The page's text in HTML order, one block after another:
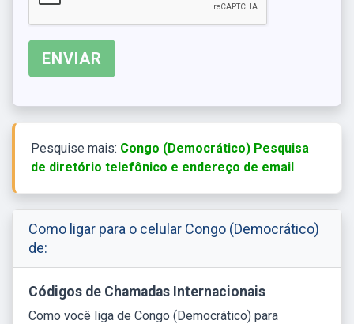
Pesquise mais: Congo (Democrático) Pesquisa
de diretório telefônico e endereço de email
Como ligar para o celular Congo (Democrático)
de:
Códigos de Chamadas Internacionais
Como você liga de Congo (Democrático) para